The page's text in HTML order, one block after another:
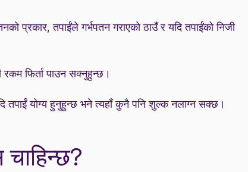
प्रकार, तपाईंले गर्भपतन गराएको ठाउँ र यदि तपाईंको निजी
फिर्ता पाउन सक्नुहुन्छ।
योग्य हुनुहुन्छ भने त्यहाँ कुनै पनि शुल्क नलाग्न सक्छ।